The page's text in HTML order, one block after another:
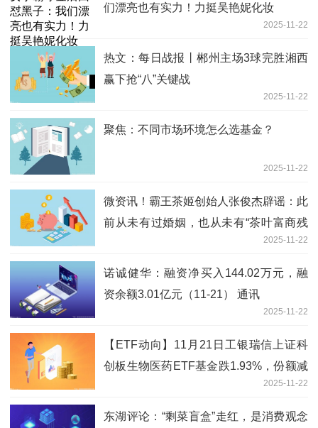
们漂亮也有实力！力挺吴艳妮化妆
2025-11-22
热文：每日战报丨郴州主场3球完胜湘西
赢下抢“八”关键战
2025-11-22
聚焦：不同市场环境怎么选基金？
2025-11-22
微资讯！霸王茶姬创始人张俊杰辟谣：此
前从未有过婚姻，也从未有“茶叶富商残
疾女儿”的任何故事，家人受到很大伤
害，有必要站出来说话
2025-11-22
诺诚健华：融资净买入144.02万元，融
资余额3.01亿元（11-21） 通讯
2025-11-22
【ETF动向】11月21日工银瑞信上证科
创板生物医药ETF基金跌1.93%，份额减
2025-11-22
东湖评论：“剩菜盲盒”走红，是消费观念